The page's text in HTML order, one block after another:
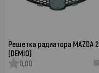
Решетка радиатора MAZDA 2
(DEMIO)
0,00